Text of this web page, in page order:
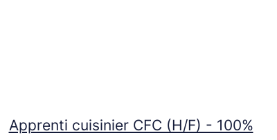
Apprenti cuisinier CFC (H/F) - 100%